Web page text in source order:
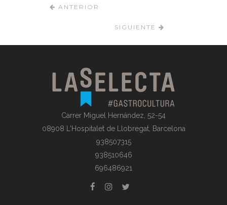
ANTERIOR
SIGUIENTE
Carrer Miguel Hernández, 52-54
08908 L'Hospitalet de Llobregat, Barcelona
938507315
938510646
696486921